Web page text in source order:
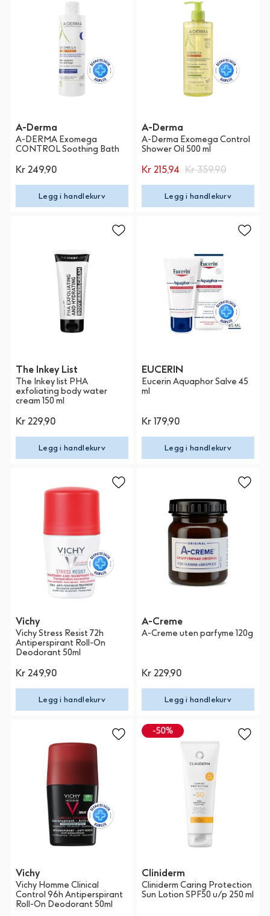
A-Derma
A-DERMA Exomega
CONTROL Soothing Bath
Kr 249,90
Legg i handlekurv
A-Derma
A-Derma Exomega Control
Shower Oil 500 ml
Kr 215,94 Kr 359,90
Legg i handlekurv
The Inkey List
The Inkey list PHA
exfoliating body water
cream 150 ml
Kr 229,90
Legg i handlekurv
EUCERIN
Eucerin Aquaphor Salve 45
ml
Kr 179,90
Legg i handlekurv
Vichy
Vichy Stress Resist 72h
Antiperspirant Roll-On
Deodorant 50ml
Kr 249,90
Legg i handlekurv
A-Creme
A-Creme uten parfyme 120g
Kr 229,90
Legg i handlekurv
Vichy
Vichy Homme Clinical
Control 96h Antiperspirant
Roll-On Deodorant 50ml
Cliniderm
Cliniderm Caring Protection
Sun Lotion SPF50 u/p 250 ml